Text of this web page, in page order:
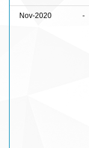
Nov-2020 -